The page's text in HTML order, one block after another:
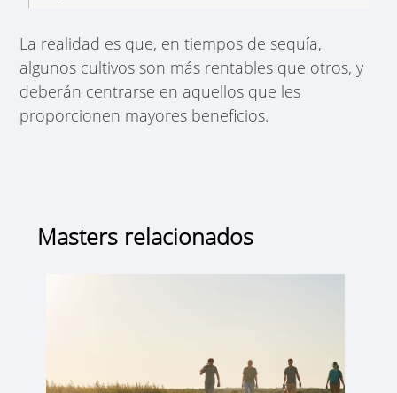
La realidad es que, en tiempos de sequía,
algunos cultivos son más rentables que otros, y
deberán centrarse en aquellos que les
proporcionen mayores beneficios.
Masters relacionados